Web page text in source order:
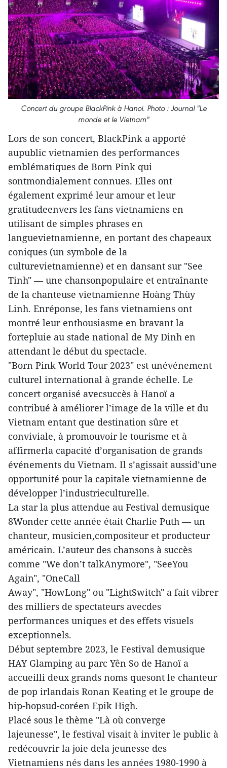
Concert du groupe BlackPink à Hanoi. Photo : Journal "Le
monde et le Vietnam"
Lors de son concert, BlackPink a apporté
aupublic vietnamien des performances
emblématiques de Born Pink qui
sontmondialement connues. Elles ont
également exprimé leur amour et leur
gratitudeenvers les fans vietnamiens en
utilisant de simples phrases en
languevietnamienne, en portant des chapeaux
coniques (un symbole de la
culturevietnamienne) et en dansant sur "See
Tinh" — une chansonpopulaire et entraînante
de la chanteuse vietnamienne Hoàng Thùy
Linh. Enréponse, les fans vietnamiens ont
montré leur enthousiasme en bravant la
fortepluie au stade national de My Dinh en
attendant le début du spectacle.
"Born Pink World Tour 2023" est unévénement
culturel international à grande échelle. Le
concert organisé avecsuccès à Hanoï a
contribué à améliorer l’image de la ville et du
Vietnam entant que destination sûre et
conviviale, à promouvoir le tourisme et à
affirmerla capacité d’organisation de grands
événements du Vietnam. Il s’agissait aussid’une
opportunité pour la capitale vietnamienne de
développer l’industrieculturelle.
La star la plus attendue au Festival demusique
8Wonder cette année était Charlie Puth — un
chanteur, musicien,compositeur et producteur
américain. L’auteur des chansons à succès
comme "We don’t talkAnymore", "SeeYou
Again", "OneCall
Away", "HowLong" ou "LightSwitch" a fait vibrer
des milliers de spectateurs avecdes
performances uniques et des effets visuels
exceptionnels.
Début septembre 2023, le Festival demusique
HAY Glamping au parc Yên So de Hanoï a
accueilli deux grands noms quesont le chanteur
de pop irlandais Ronan Keating et le groupe de
hip-hopsud-coréen Epik High.
Placé sous le thème "Là où converge
lajeunesse", le festival visait à inviter le public à
redécouvrir la joie dela jeunesse des
Vietnamiens nés dans les années 1980-1990 à